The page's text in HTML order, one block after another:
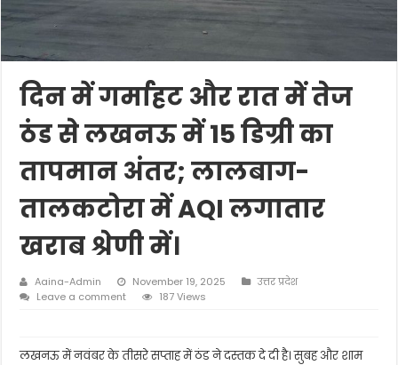
दिन में गर्माहट और रात में तेज
ठंड से लखनऊ में 15 डिग्री का
तापमान अंतर; लालबाग-
तालकटोरा में AQI लगातार
खराब श्रेणी में।
Aaina-Admin November 19, 2025
उत्तर प्रदेश
Leave a comment
187 Views
लखनऊ में नवंबर के तीसरे सप्ताह में ठंड ने दस्तक दे दी है। सुबह और शाम